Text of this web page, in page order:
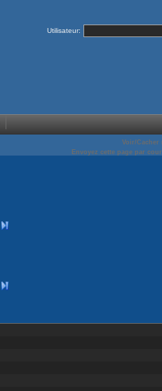
Utilisateur:
Voir/Cacher
Envoyez cette page par